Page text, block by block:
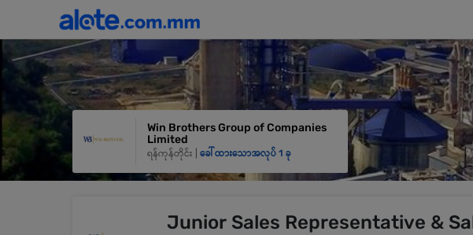
Win Brothers Group of Companies
Limited
ရန်ကုန်တိုင်း | ခေါ်ထားသောအလုပ် 1 ခု
Junior Sales Representative &